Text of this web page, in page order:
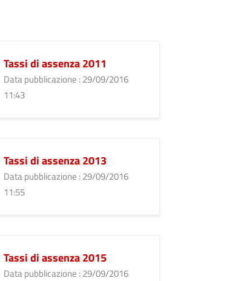
Tassi di assenza 2011
Data pubblicazione : 29/09/2016
11:43
Tassi di assenza 2013
Data pubblicazione : 29/09/2016
11:55
Tassi di assenza 2015
Data pubblicazione : 29/09/2016